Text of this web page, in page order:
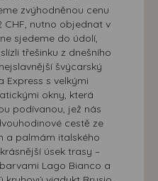
zvýhodněnou cenu
CHF, nutno objednat v
sjedeme do údolí,
třešinku z dnešního
švýcarský
Express s velkými
okny, která
podívanou, jež nás
cestě ze
a palmám italského
úsek trasy –
Lago Bianco a